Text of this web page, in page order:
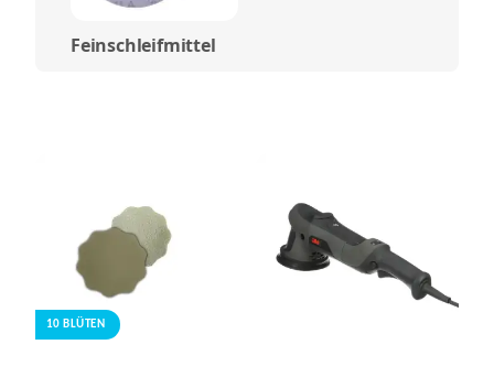
Feinschleifmittel
10 BLÜTEN